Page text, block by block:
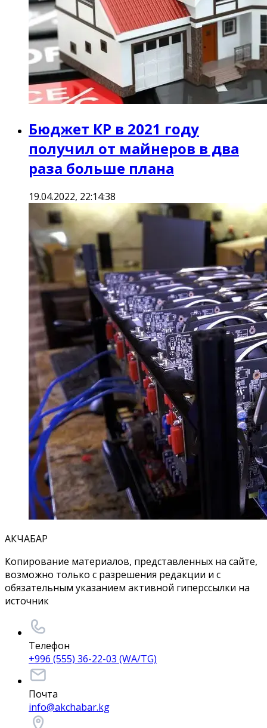
Бюджет КР в 2021 году
получил от майнеров в два
раза больше плана
19.04.2022, 22:14:38
АКЧАБАР
Копирование материалов, представленных на сайте,
возможно только с разрешения редакции и с
обязательным указанием активной гиперссылки на
источник
Телефон
+996 (555) 36-22-03 (WA/TG)
Почта
info@akchabar.kg